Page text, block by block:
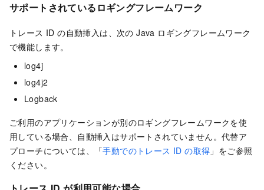
サポートされているロギングフレームワーク
トレース ID の自動挿入は、次の Java ロギングフレームワーク
で機能します。
log4j
log4j2
Logback
ご利用のアプリケーションが別のロギングフレームワークを使
用している場合、自動挿入はサポートされていません。代替ア
プローチについては、「手動でのトレース ID の取得 」をご参照
ください。